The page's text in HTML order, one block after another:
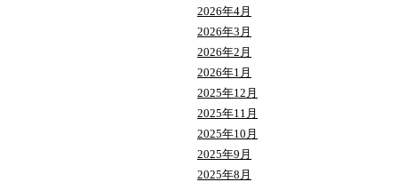
2026年4月
2026年3月
2026年2月
2026年1月
2025年12月
2025年11月
2025年10月
2025年9月
2025年8月